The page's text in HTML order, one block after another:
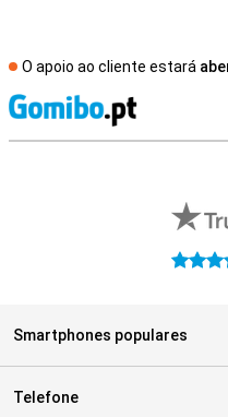
O apoio ao cliente estará
4.5
Smartphones populares
Telefone